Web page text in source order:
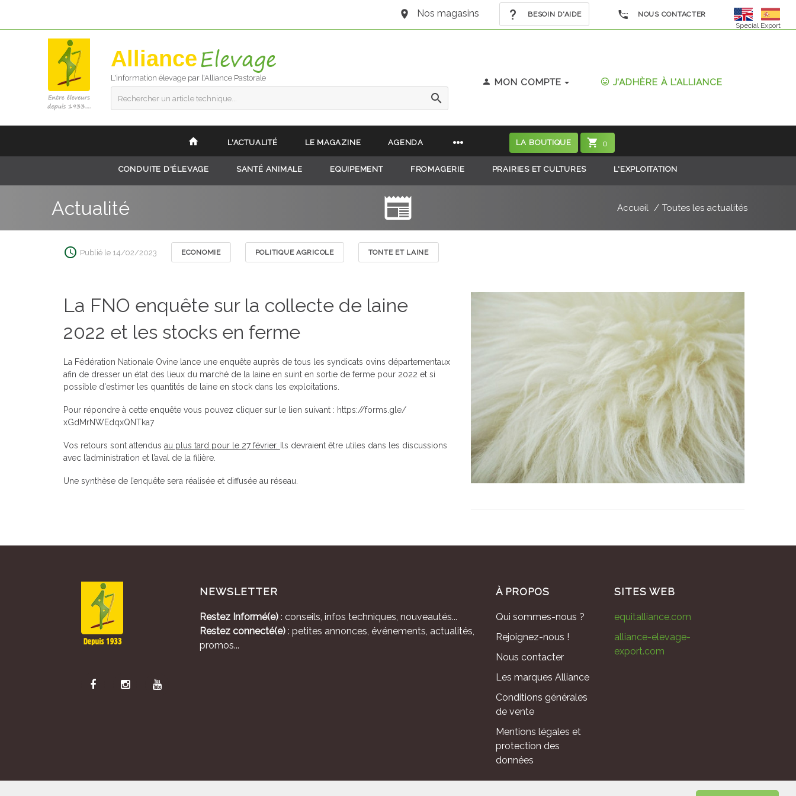
Nos magasins BESOIN D'AIDE
NOUS CONTACTER
Special Export
Alliance
L'information élevage par l'Alliance Pastorale
Rechercher un article technique...
MON COMPTE J'ADHÈRE À L'ALLIANCE
L'ACTUALITÉ LE MAGAZINE AGENDA LA BOUTIQUE 0
CONDUITE D'ÉLEVAGE SANTÉ ANIMALE EQUIPEMENT FROMAGERIE PRAIRIES ET CULTURES L'EXPLOITATION
Actualité Accueil Toutes les actualités
Publié le 14/02/2023 ECONOMIE POLITIQUE AGRICOLE TONTE ET LAINE
La FNO enquête sur la collecte de laine
2022 et les stocks en ferme
La Fédération Nationale Ovine lance une enquête auprès de tous les syndicats ovins départementaux
afin de dresser un état des lieux du marché de la laine en suint en sortie de ferme pour 2022 et si
possible d'estimer les quantités de laine en stock dans les exploitations.
Pour répondre à cette enquête vous pouvez cliquer sur le lien suivant : https://forms.gle/
xGdMrNWEdqxQNTka7
Vos retours sont attendus au plus tard pour le 27 février.
Ils devraient être utiles dans les discussions
avec l’administration et l’aval de la filière.
Une synthèse de l’enquête sera réalisée et diffusée au réseau.
À PROPOS
Qui sommes-nous ?
Rejoignez-nous !
Nous contacter
Les marques Alliance
Conditions générales
de vente
Mentions légales et
protection des
données
SITES WEB
equitalliance.com
alliance-elevage-
export.com
NEWSLETTER
Restez Informé(e) : conseils, infos techniques, nouveautés...
Restez connecté(e) : petites annonces, événements, actualités,
promos...